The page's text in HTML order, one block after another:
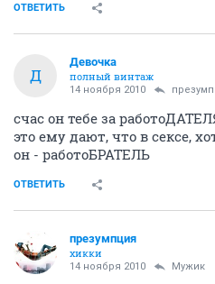
ОТВЕТИТЬ
Д
Девочка
полный винтаж
14 ноября 2010
счас он тебе за
это ему дают, что в сексе,
он - работоБРАТЕЛЬ
ОТВЕТИТЬ
презумпция
хикки
14 ноября 2010 Мужик